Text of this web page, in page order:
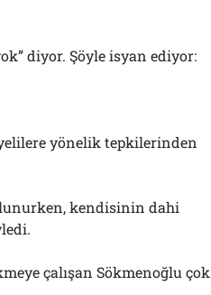
diyor. Şöyle isyan ediyor:
yönelik tepkilerinden
kendisinin dahi
çalışan Sökmenoğlu çok